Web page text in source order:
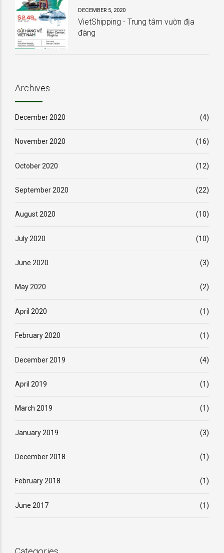
DECEMBER 5, 2020
VietShipping - Trung tâm vườn địa
đàng
Archives
December 2020 (4)
November 2020 (16)
October 2020 (12)
September 2020 (22)
August 2020 (10)
July 2020 (10)
June 2020 (3)
May 2020 (2)
April 2020 (1)
February 2020 (1)
December 2019 (4)
April 2019 (1)
March 2019 (1)
January 2019 (3)
December 2018 (1)
February 2018 (1)
June 2017 (1)